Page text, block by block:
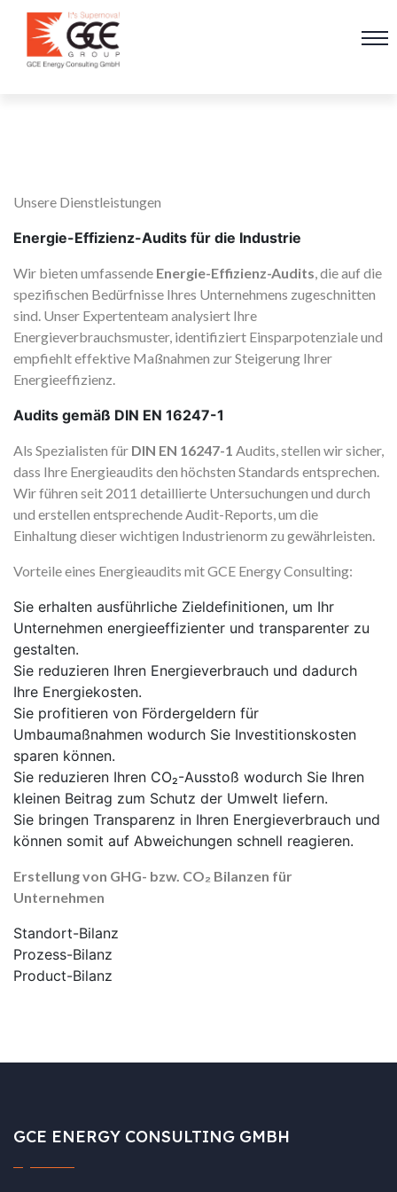
Unsere Dienstleistungen
Energie-Effizienz-Audits für die Industrie
Wir bieten umfassende Energie-Effizienz-Audits, die auf die
spezifischen Bedürfnisse Ihres Unternehmens zugeschnitten
sind. Unser Expertenteam analysiert Ihre
Energieverbrauchsmuster, identifiziert Einsparpotenziale und
empfiehlt effektive Maßnahmen zur Steigerung Ihrer
Energieeffizienz.
Audits gemäß DIN EN 16247-1
Als Spezialisten für DIN EN 16247-1 Audits, stellen wir sicher,
dass Ihre Energieaudits den höchsten Standards entsprechen.
Wir führen seit 2011 detaillierte Untersuchungen und durch
und erstellen entsprechende Audit-Reports, um die
Einhaltung dieser wichtigen Industrienorm zu gewährleisten.
Vorteile eines Energieaudits mit GCE Energy Consulting:
Sie erhalten ausführliche Zieldefinitionen, um Ihr
Unternehmen energieeffizienter und transparenter zu
gestalten.
Sie reduzieren Ihren Energieverbrauch und dadurch
Ihre Energiekosten.
Sie profitieren von Fördergeldern für
Umbaumaßnahmen wodurch Sie Investitionskosten
sparen können.
Sie reduzieren Ihren CO₂-Ausstoß wodurch Sie Ihren
kleinen Beitrag zum Schutz der Umwelt liefern.
Sie bringen Transparenz in Ihren Energieverbrauch und
können somit auf Abweichungen schnell reagieren.
Erstellung von GHG- bzw. CO₂ Bilanzen für
Unternehmen
Standort-Bilanz
Prozess-Bilanz
Product-Bilanz
GCE ENERGY CONSULTING GMBH